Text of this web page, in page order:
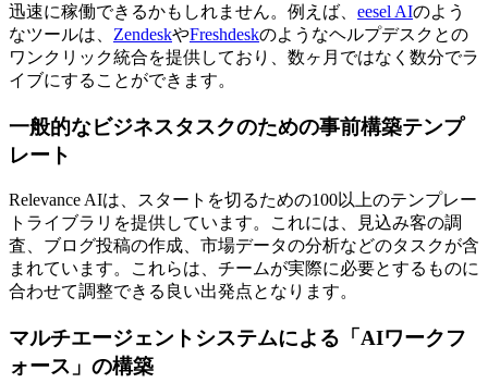
迅速に稼働できるかもしれません。例えば、 eesel AIのよう
なツールは、 ZendeskやFreshdeskのようなヘルプデスクとの
ワンクリック統合を提供しており、数ヶ月ではなく数分でラ
イブにすることができます。
一般的なビジネスタスクのための事前構築テンプ
レート
Relevance AIは、スタートを切るための100以上のテンプレー
トライブラリを提供しています。これには、見込み客の調
査、ブログ投稿の作成、市場データの分析などのタスクが含
まれています。これらは、チームが実際に必要とするものに
合わせて調整できる良い出発点となります。
マルチエージェントシステムによる「AIワークフ
ォース」の構築